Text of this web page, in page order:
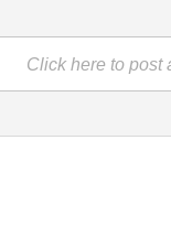
Click here to post